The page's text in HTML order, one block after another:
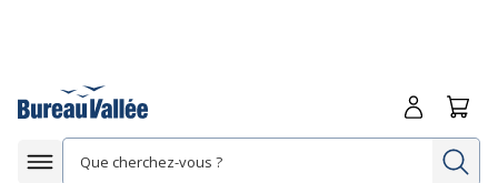
Afficher la navigation
Me